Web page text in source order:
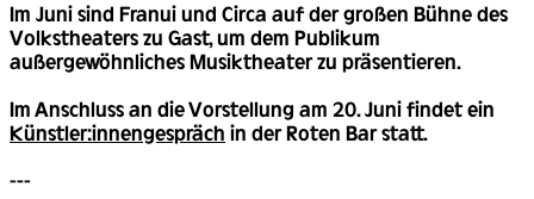
Im Juni sind Franui und Circa auf der großen Bühne des
Volkstheaters zu Gast, um dem Publikum
außergewöhnliches Musiktheater zu präsentieren.
Im Anschluss an die Vorstellung am 20. Juni findet ein
Künstler:innengespräch in der Roten Bar statt.
---